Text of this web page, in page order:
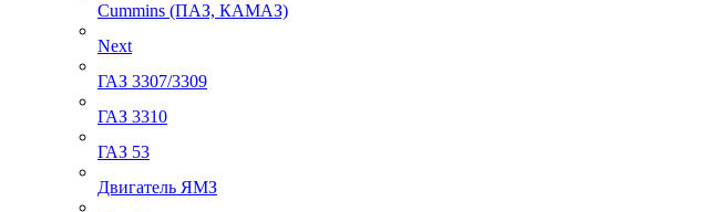
Cummins (ПАЗ, КАМАЗ)
Next
ГАЗ 3307/3309
ГАЗ 3310
ГАЗ 53
Двигатель ЯМЗ